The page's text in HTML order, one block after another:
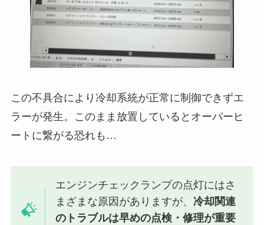
この不具合により冷却系統が正常に制御できずエ
ラーが発生。このまま放置しているとオーバーヒ
ートに繋がる恐れも…
エンジンチェックランプの点灯にはさ
まざまな原因がありますが、冷却関連
のトラブルは早めの点検・修理が重要